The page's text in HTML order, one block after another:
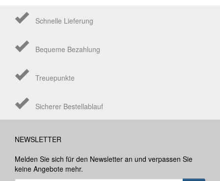
Schnelle Lieferung
Bequeme Bezahlung
Treuepunkte
Sicherer Bestellablauf
NEWSLETTER
Melden Sie sich für den Newsletter an und verpassen Sie
keine Angebote mehr.